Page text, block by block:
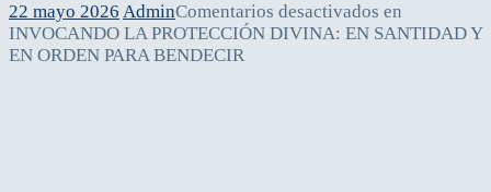
22 mayo 2026 AdminComentarios desactivados en
INVOCANDO LA PROTECCIÓN DIVINA: EN SANTIDAD Y
EN ORDEN PARA BENDECIR